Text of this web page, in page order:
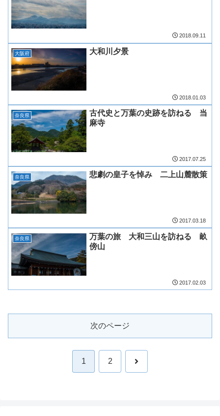
2018.09.11
大阪府 大和川夕景
2018.01.03
奈良県
古代史と万葉の史跡を訪ねる 当
麻寺
2017.07.25
奈良県 悲劇の皇子を悼み 二上山麓散策
2017.03.18
奈良県
万葉の旅 大和三山を訪ねる 畝
傍山
2017.02.03
次のページ
1 2 次